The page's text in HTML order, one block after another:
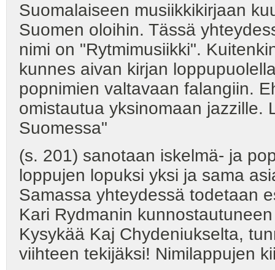
Suomalaiseen musiikkikirjaan
Suomen oloihin. Tässä
nimi on "Rytmimusiikki".
kunnes aivan kirjan
popnimien valtavaan falangiin.
omistautua yksinomaan jazzille.
Suomessa"
(s. 201) sanotaan iskelmä- ja
loppujen lopuksi yksi ja sama
Samassa yhteydessä todetaan
Kari Rydmanin
Kysykää Kaj Chydeniukselta,
viihteen tekijäksi! Nimilappujen